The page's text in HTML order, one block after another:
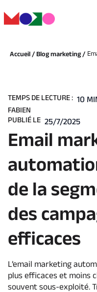
Accueil / Blog marketing /
TEMPS DE LECTURE : 10
FABIEN
PUBLIÉ LE 25/7/2025
Email
de la
des
efficaces
L’email marketing
plus efficaces et moins
souvent sous-exploité.